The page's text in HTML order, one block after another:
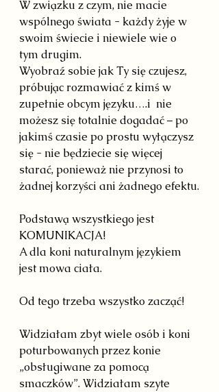
W związku z czym, nie macie
wspólnego świata - każdy żyje w
swoim świecie i niewiele wie o
tym drugim.
Wyobraź sobie jak Ty się czujesz,
próbując rozmawiać z kimś w
zupełnie obcym języku….i  nie
możesz się totalnie dogadać – po
jakimś czasie po prostu wyłączysz
się - nie będziecie się więcej
starać, ponieważ nie przynosi to
żadnej korzyści ani żadnego efektu.
Podstawą wszystkiego jest
KOMUNIKACJA!
A dla koni naturalnym językiem
jest mowa ciała.
Od tego trzeba wszystko zacząć!
Widziałam zbyt wiele osób i koni
poturbowanych przez konie
„obsługiwane za pomocą
smaczków”. Widziałam szyte